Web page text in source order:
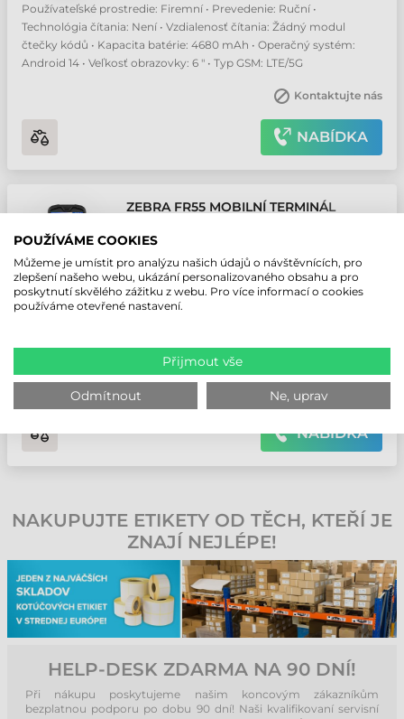
Používateľské prostredie: Firemní • Prevedenie: Ruční •
Technológia čítania: Není • Vzdialenosť čítania: Žádný modul
čtečky kódů • Kapacita batérie: 4680 mAh • Operačný systém:
Android 14 • Veľkosť obrazovky: 6 " • Typ GSM: LTE/5G
Kontaktujte nás
NABÍDKA
ZEBRA FR55 MOBILNÍ TERMINÁL
Používateľské prostredie: Firemní • Prevedenie: Ruční •
Android 14 • Veľkosť obrazovky: 6 " • Typ GSM: LTE/5G
Kontaktujte nás
NABÍDKA
NAKUPUJTE ETIKETY OD TĚCH, KTEŘÍ JE
ZNAJÍ NEJLÉPE!
HELP-DESK ZDARMA NA 90 DNÍ!
Při nákupu poskytujeme našim koncovým zákazníkům
bezplatnou podporu po dobu 90 dní! Naši kvalifikovaní servisní
POUŽÍVÁME COOKIES
Můžeme je umístit pro analýzu našich údajů o návštěvnících, pro
zlepšení našeho webu, ukázání personalizovaného obsahu a pro
poskytnutí skvělého zážitku z webu. Pro více informací o cookies
používáme otevřené nastavení.
Přijmout vše
Odmítnout Ne, uprav